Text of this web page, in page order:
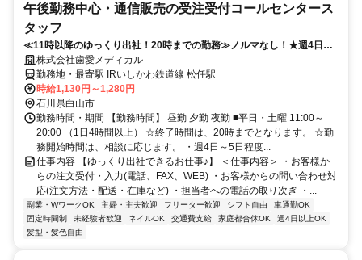
午後勤務中心・通信販売の受注受付コールセンタース
タッフ
≪11時以降のゆっくり出社！20時までの勤務≫ノルマなし！★週4日
～、1日4時間から勤務OK
株式会社歯愛メディカル
勤務地・最寄駅 IRいしかわ鉄道線 松任駅
時給1,130円～1,280円
石川県白山市
勤務時間・期間 【勤務時間】 昼勤 夕勤 夜勤 ■平日・土曜 11:00～
20:00 （1日4時間以上） ☆終了時間は、20時までとなります。 ☆勤
務開始時間は、相談に応じます。 ・週4日～5日程度...
仕事内容 【ゆっくり出社できるお仕事♪】 ＜仕事内容＞ ・お客様か
らの注文受付・入力(電話、FAX、WEB) ・お客様からの問い合わせ対
応(注文方法・配送・在庫など) ・担当者への電話の取り次ぎ ・...
副業・WワークOK 主婦・主夫歓迎 フリーター歓迎 シフト自由
車通勤OK
固定時間制
未経験者歓迎 ネイルOK 交通費支給 家庭都合休OK
週4日以上OK
髪型・髪色自由